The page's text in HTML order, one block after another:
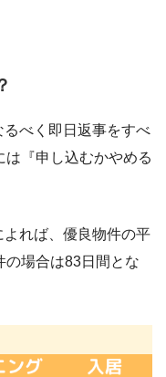
べく即日返事をすべ
は『申し込むかやめる
よれば、優良物件の平
の場合は83日間とな